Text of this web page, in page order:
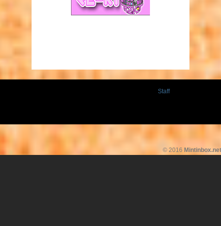
Staff
© 2016 Mintinbox.net